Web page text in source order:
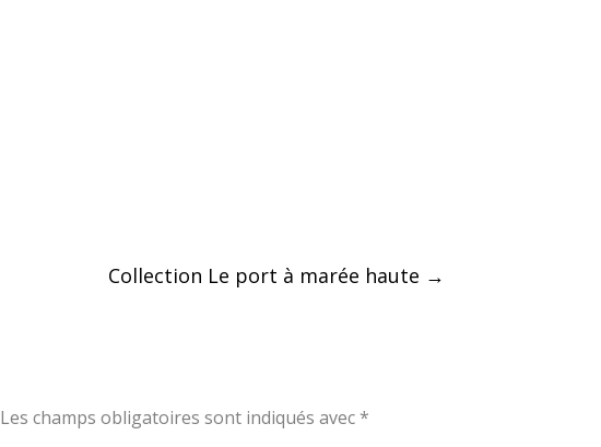
Collection Le port à marée haute →
Les champs obligatoires sont indiqués avec *